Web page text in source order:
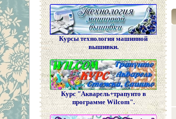
Курсы технология машинной
вышивки.
Курс "Акварель+трапунто в
программе Wilcom".